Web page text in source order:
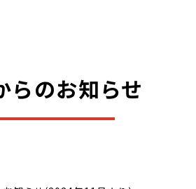
らのお知らせ